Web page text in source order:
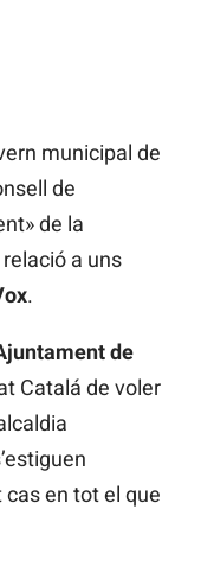
municipal de
de
de la
a uns
.
de
Catalá de voler
en tot el que